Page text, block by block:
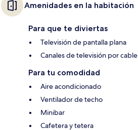
Amenidades en la habitación
Para que te diviertas
Televisión de pantalla plana
Canales de televisión por cable
Para tu comodidad
Aire acondicionado
Ventilador de techo
Minibar
Cafetera y tetera